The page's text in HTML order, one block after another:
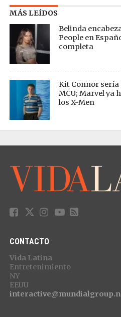
MÁS LEÍDOS
Belinda
People en
completa
Kit Connor sería
MCU; Marvel ya
los X-Men
CONTACTO
Vida Latina
Entretenimiento
NY
EEUU